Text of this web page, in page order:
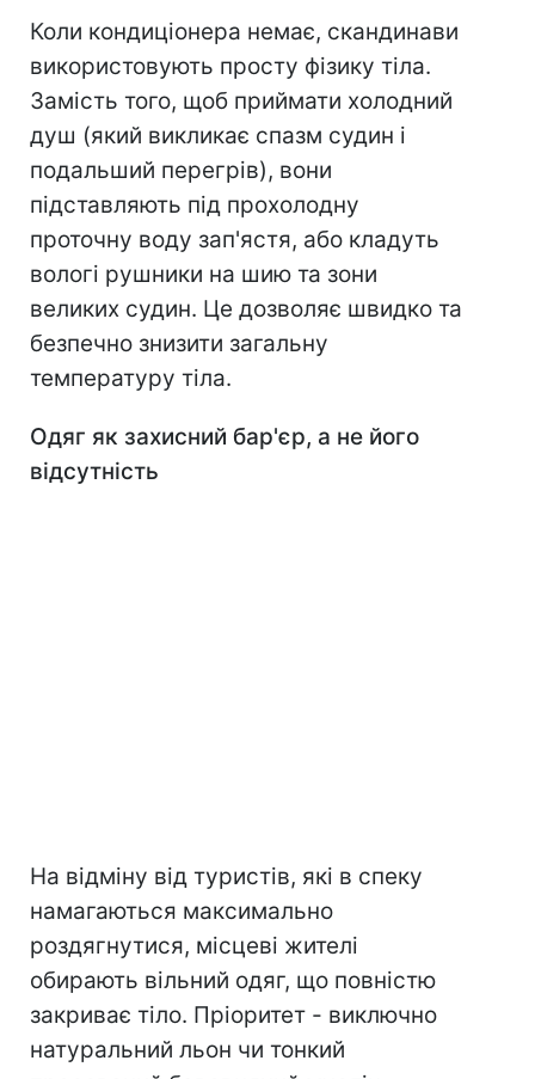
Коли кондиціонера немає, скандинави
використовують просту фізику тіла.
Замість того, щоб приймати холодний
душ (який викликає спазм судин і
подальший перегрів), вони
підставляють під прохолодну
проточну воду зап'ястя, або кладуть
вологі рушники на шию та зони
великих судин. Це дозволяє швидко та
безпечно знизити загальну
температуру тіла.
Одяг як захисний бар'єр, а не його
відсутність
На відміну від туристів, які в спеку
намагаються максимально
роздягнутися, місцеві жителі
обирають вільний одяг, що повністю
закриває тіло. Пріоритет - виключно
натуральний льон чи тонкий